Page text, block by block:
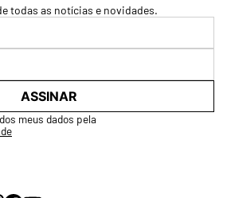
todas as notícias e novidades.
ASSINAR
meus dados pela